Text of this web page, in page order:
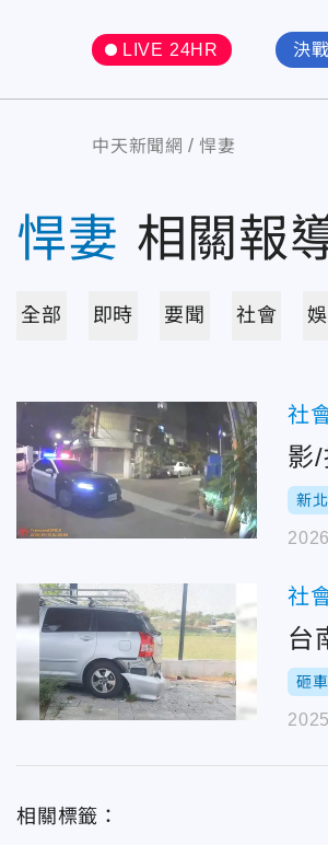
LIVE 24HR 決
中天新聞網 悍妻
悍妻 相關報
全部 即時 要聞 社會
社
影
新
社
台
砸車
相關標籤：